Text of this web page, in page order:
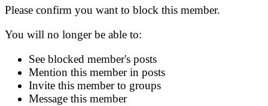
Please confirm you want to block this member.
You will no longer be able to:
See blocked member's posts
Mention this member in posts
Invite this member to groups
Message this member